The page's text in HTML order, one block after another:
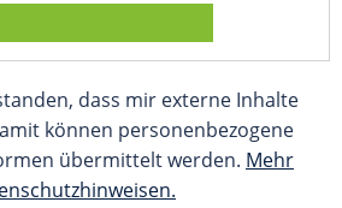
dass mir externe Inhalte
können personenbezogene
übermittelt werden. Mehr